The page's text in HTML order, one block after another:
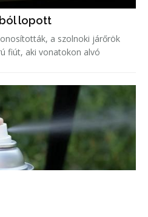
lopott
a szolnoki járőrök
fiút, aki vonatokon alvó